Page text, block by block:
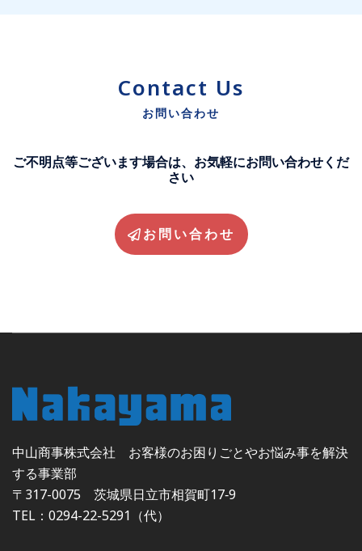
Contact Us
お問い合わせ
ご不明点等ございます場合は、お気軽にお問い合わせくだ
さい
お問い合わせ
中山商事株式会社 お客様のお困りごとやお悩み事を解決
する事業部
〒317-0075 茨城県日立市相賀町17‐9
TEL：0294-22-5291（代）